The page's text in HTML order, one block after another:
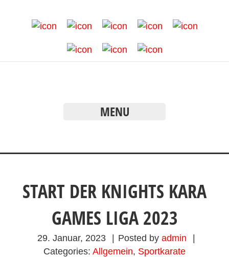
MENU
START DER KNIGHTS KARA
GAMES LIGA 2023
29. Januar, 2023 Posted by admin
Categories: Allgemein, Sportkarate